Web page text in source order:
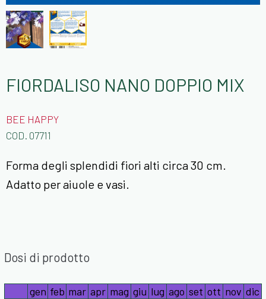
FIORDALISO NANO DOPPIO MIX
COD. 07711
BEE HAPPY
Forma degli splendidi fiori alti circa 30 cm.
Adatto per aiuole e vasi.
Dosi di prodotto
gen feb mar apr mag giu lug ago set ott nov dic